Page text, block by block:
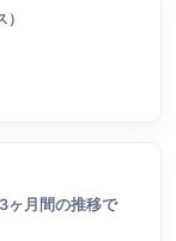
ヶ月間の推移で